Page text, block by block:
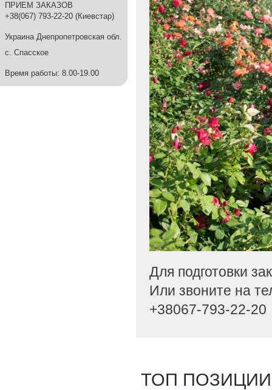
Для подготовки
Или звоните на
+38067-793-22-20
ТОП ПОЗИЦИИ
ПРИЕМ ЗАКАЗОВ
+38(067) 793-22-20 (Киевстар)
Украина Днепропетровская обл.
с. Спасское
Время работы: 8.00-19.00